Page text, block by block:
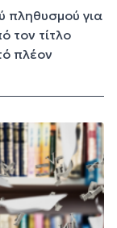
πληθυσμού για
τον τίτλο
πλέον